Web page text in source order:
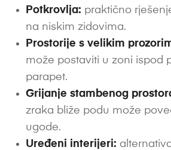
Potkrovlja: praktično
na niskim zidovima.
Prostorije s velikim
može postaviti u zoni ispod
parapet.
Grijanje stambenog
zraka bliže podu može
ugode.
Uređeni interijeri: